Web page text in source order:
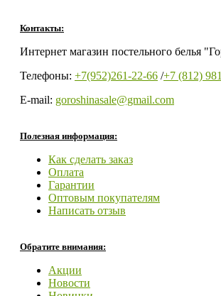
Контакты:
Интернет магазин постельного белья
Телефоны: +7(952)261-22-66 /+7 (812)
E-mail: goroshinasale@gmail.com
Полезная информация:
Как сделать заказ
Оплата
Гарантии
Оптовым покупателям
Написать отзыв
Обратите внимания:
Акции
Новости